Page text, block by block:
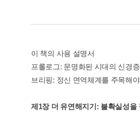
이 책의 사용 설명서
프롤로그: 문명화된 시대의 신경증
브리핑: 정신 면역체계를 주목해
제1장 더 유연해지기: 불확실성을